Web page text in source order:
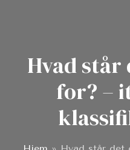
Hvad
for? –